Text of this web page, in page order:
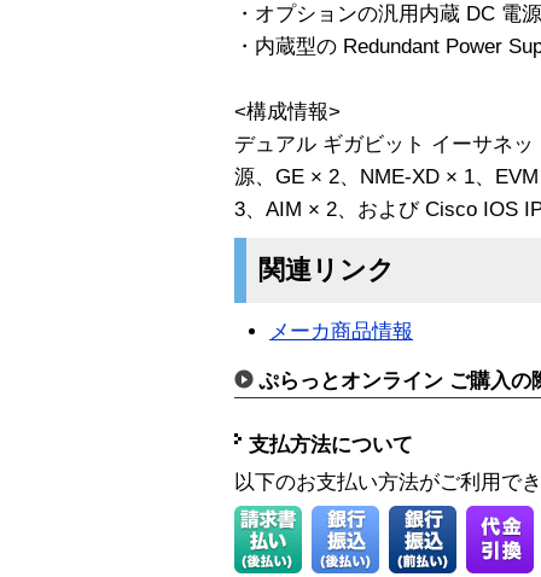
・オプションの汎用内蔵 DC 電
・内蔵型の Redundant Power
<構成情報>
デュアル ギガビット イーサネ
源、GE × 2、NME-XD × 1、
3、AIM × 2、および Cisco IOS
関連リンク
メーカ商品情報
ぷらっとオンライン ご購入の
支払方法について
以下のお支払い方法がご利用で